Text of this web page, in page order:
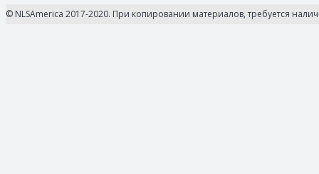
© NLSAmerica 2017-2020. При копировании материалов, требуется